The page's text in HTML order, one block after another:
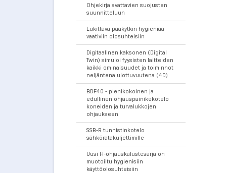
Ohjekirja avattavien suojusten
suunnitteluun
Lukittava pääkytkin hygieniaa
vaativiin olosuhteisiin
Digitaalinen kaksonen (Digital
Twin) simuloi fyysisten laitteiden
kaikki ominaisuudet ja toiminnot
neljäntenä ulottuvuutena (4D)
BDF40 - pienikokoinen ja
edullinen ohjauspainikekotelo
koneiden ja turvalukkojen
ohjaukseen
SSB-R tunnistinkotelo
sähköratakuljettimille
Uusi H-ohjauskalustesarja on
muotoiltu hygienisiin
käyttöolosuhteisiin